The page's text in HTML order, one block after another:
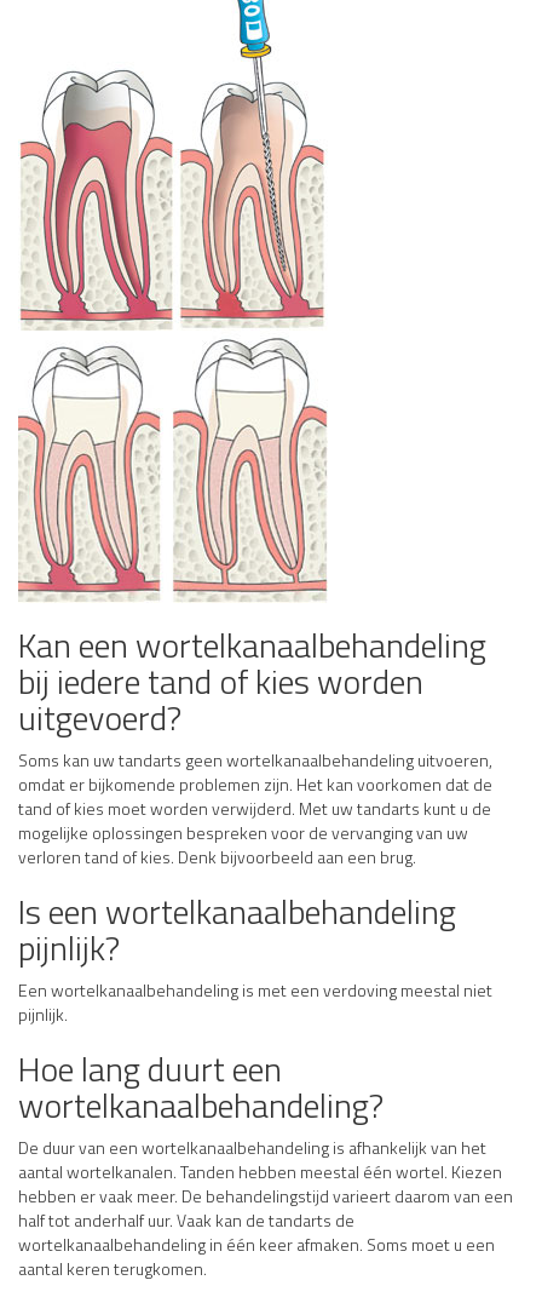
Kan een wortelkanaalbehandeling
bij iedere tand of kies worden
uitgevoerd?
Soms kan uw tandarts geen wortelkanaalbehandeling uitvoeren,
omdat er bijkomende problemen zijn. Het kan voorkomen dat de
tand of kies moet worden verwijderd. Met uw tandarts kunt u de
mogelijke oplossingen bespreken voor de vervanging van uw
verloren tand of kies. Denk bijvoorbeeld aan een brug.
Is een wortelkanaalbehandeling
pijnlijk?
Een wortelkanaalbehandeling is met een verdoving meestal niet
pijnlijk.
Hoe lang duurt een
wortelkanaalbehandeling?
De duur van een wortelkanaalbehandeling is afhankelijk van het
aantal wortelkanalen. Tanden hebben meestal één wortel. Kiezen
hebben er vaak meer. De behandelingstijd varieert daarom van een
half tot anderhalf uur. Vaak kan de tandarts de
wortelkanaalbehandeling in één keer afmaken. Soms moet u een
aantal keren terugkomen.